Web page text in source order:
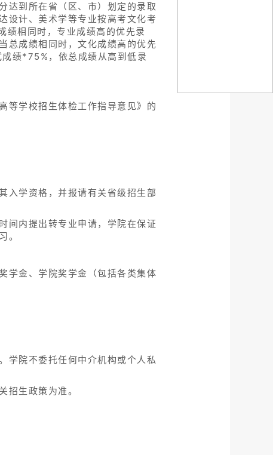
达到所在省（区、市）划定的录取
设计、美术学等专业按高考文化考
绩相同时，专业成绩高的优先录
总成绩相同时，文化成绩高的优先
绩*75%，依总成绩从高到低录
等学校招生体检工作指导意见》的
入学资格，并报请有关省级招生部
间内提出转专业申请，学院在保证
。
学金、学院奖学金（包括各类集体
学院不委托任何中介机构或个人私
招生政策为准。